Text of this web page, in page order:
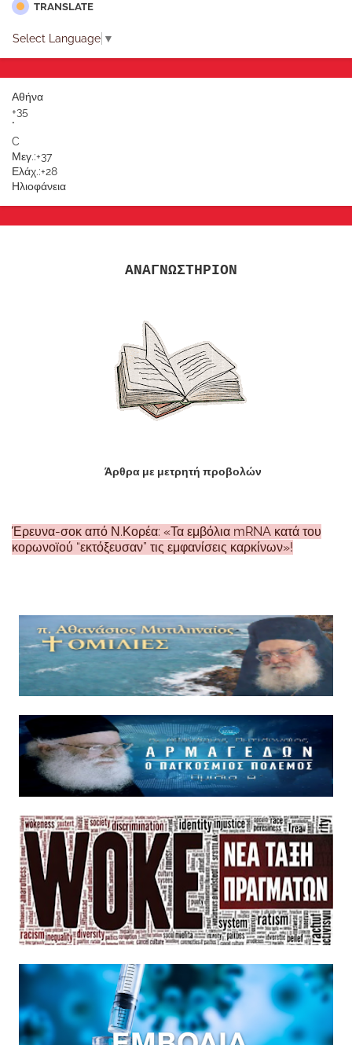
TRANSLATE
Select Language ▼
Αθήνα
+35
°
C
Μεγ.:+37
Ελάχ.:+28
Ηλιοφάνεια
ΑΝΑΓΝΩΣΤΗΡΙΟΝ
Άρθρα με μετρητή προβολών
Έρευνα-σοκ από Ν.Κορέα: «Τα εμβόλια mRNA κατά του
κορωνοϊού “εκτόξευσαν” τις εμφανίσεις καρκίνων»!